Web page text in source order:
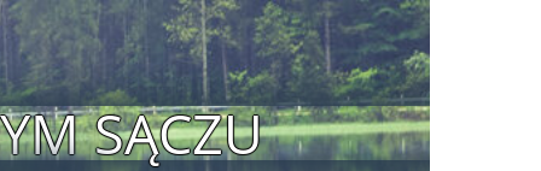
SĄCZU